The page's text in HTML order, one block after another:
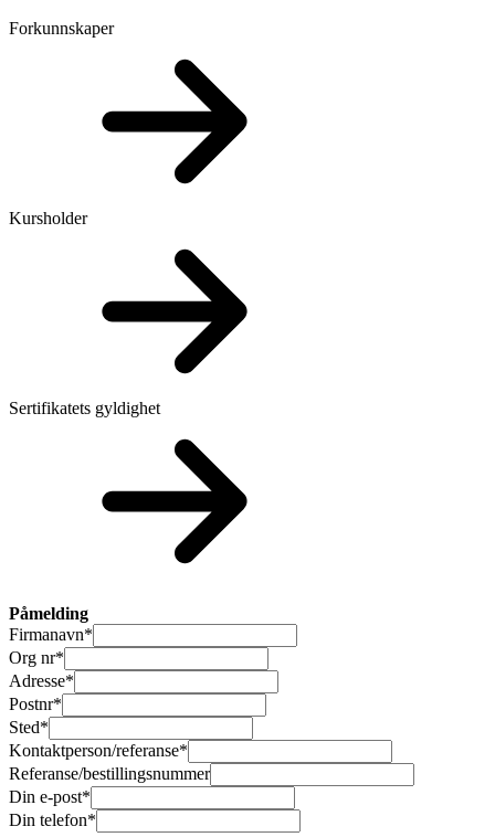
Forkunnskaper
Kursholder
Sertifikatets gyldighet
Påmelding
Firmanavn*
Org nr*
Adresse*
Postnr*
Sted*
Kontaktperson/referanse*
Referanse/bestillingsnummer
Din e-post*
Din telefon*